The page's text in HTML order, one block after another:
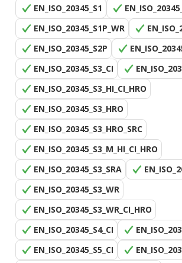
EN_ISO_20345_S1
EN_ISO_20345_S1P_WR
EN_ISO_20345_S2P
EN_ISO_20345_S3_CI
EN_ISO_20345_S3_HI_CI_HRO
EN_ISO_20345_S3_HRO
EN_ISO_20345_S3_HRO_SRC
EN_ISO_20345_S3_M_HI_CI_HRO
EN_ISO_20345_S3_SRA
EN_ISO_20345_S3_WR
EN_ISO_20345_S3_WR_CI_HRO
EN_ISO_20345_S4_CI
EN_ISO_20345_S5_CI